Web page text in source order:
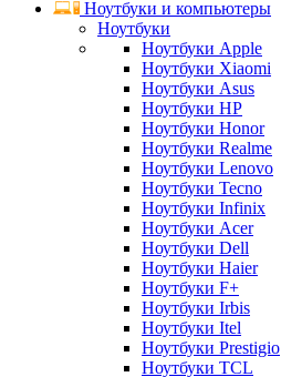
Ноутбуки и компьютеры
Ноутбуки
Ноутбуки Apple
Ноутбуки Xiaomi
Ноутбуки Asus
Ноутбуки HP
Ноутбуки Honor
Ноутбуки Realme
Ноутбуки Lenovo
Ноутбуки Tecno
Ноутбуки Infinix
Ноутбуки Acer
Ноутбуки Dell
Ноутбуки Haier
Ноутбуки F+
Ноутбуки Irbis
Ноутбуки Itel
Ноутбуки Prestigio
Ноутбуки TCL